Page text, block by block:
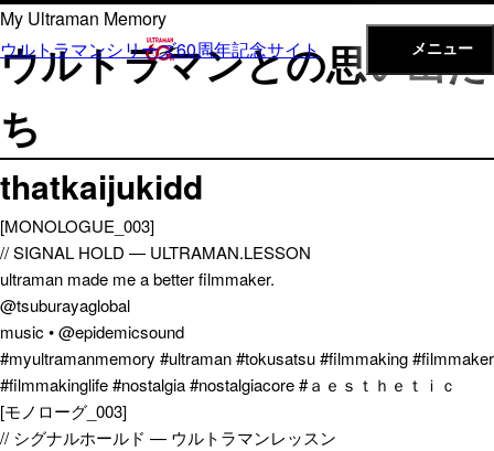
内
容
を
キ
ッ
プ
ウルトラマンシリーズ60周年記念サイト メニュー
My Ultraman Memory
ウルトラマンとの思い出た
ち
thatkaijukidd
[MONOLOGUE_003]
// SIGNAL HOLD — ULTRAMAN.LESSON
ultraman made me a better filmmaker.
@tsuburayaglobal
music • @epidemicsound
#myultramanmemory #ultraman #tokusatsu #filmmaking #filmmaker
#filmmakinglife #nostalgia #nostalgiacore #ａｅｓｔｈｅｔｉｃ
[モノローグ_003]
// シグナルホールド — ウルトラマンレッスン